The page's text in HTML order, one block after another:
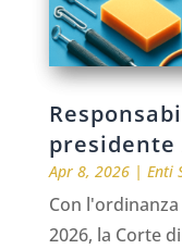
presidente
Apr 8, 2026| Enti
Con
2026, la Corte